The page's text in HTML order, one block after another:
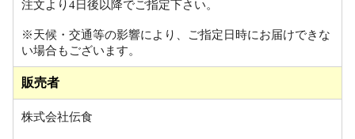
注文より4日後以降でご指定下さい。
※天候・交通等の影響により、ご指定日時にお届けできな
い場合もございます。
販売者
株式会社伝食